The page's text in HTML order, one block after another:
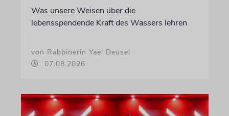
Was unsere Weisen über die
lebensspendende Kraft des Wassers lehren
von Rabbinerin Yael Deusel
07.08.2026